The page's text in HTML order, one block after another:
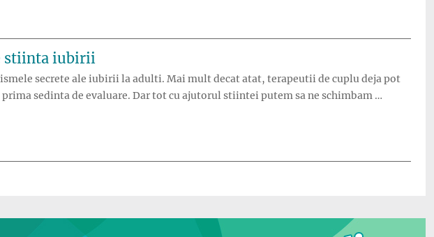
stiinta iubirii
secrete ale iubirii la adulti. Mai mult decat atat, terapeutii de cuplu deja pot
sedinta de evaluare. Dar tot cu ajutorul stiintei putem sa ne schimbam …